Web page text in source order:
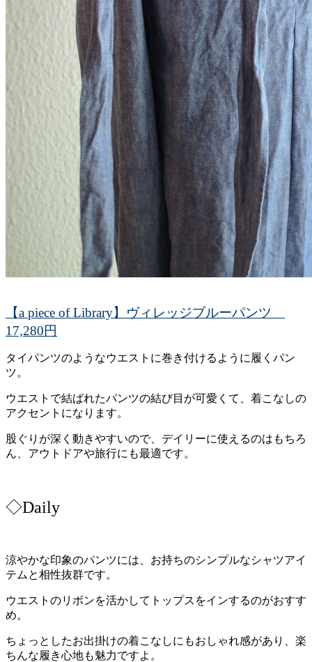
【a piece of Library】ヴィレッジブルーパンツ
17,280円
タイパンツのようなウエストに巻き付けるように履くパン
ツ。
ウエストで結ばれたパンツの結び目が可愛くて、着こなしの
アクセントになります。
股ぐりが深く動きやすいので、デイリーに使えるのはもちろ
ん、アウトドアや旅行にも最適です。
◇Daily
涼やかな印象のパンツには、お持ちのシンプルなシャツアイ
テムと相性抜群です。
ウエストのリボンを活かしてトップスをインするのがおすす
め。
ちょっとしたお出掛けの着こなしにもおしゃれ感があり、楽
ちんな履き心地も魅力ですよ。